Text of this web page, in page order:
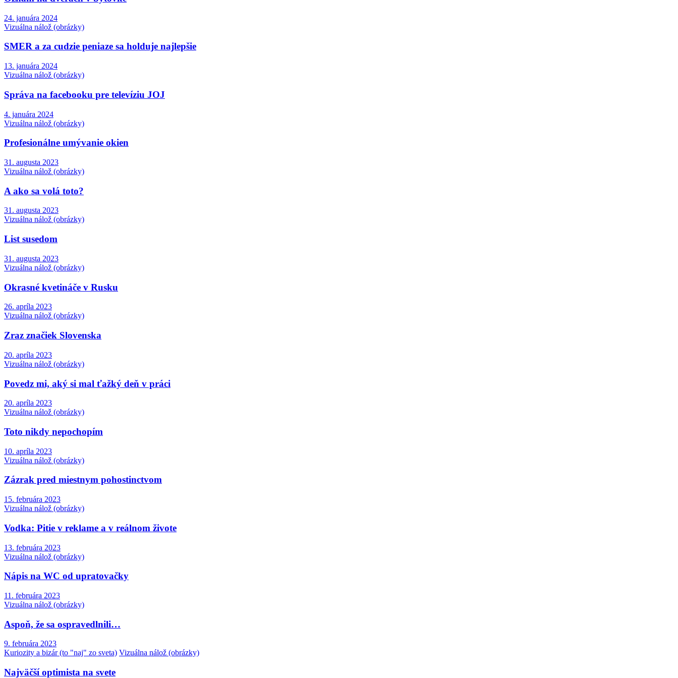
24. januára 2024
Vizuálna nálož (obrázky)
SMER a za cudzie peniaze sa holduje najlepšie
13. januára 2024
Vizuálna nálož (obrázky)
Správa na facebooku pre televíziu JOJ
4. januára 2024
Vizuálna nálož (obrázky)
Profesionálne umývanie okien
31. augusta 2023
Vizuálna nálož (obrázky)
A ako sa volá toto?
31. augusta 2023
Vizuálna nálož (obrázky)
List susedom
31. augusta 2023
Vizuálna nálož (obrázky)
Okrasné kvetináče v Rusku
26. apríla 2023
Vizuálna nálož (obrázky)
Zraz značiek Slovenska
20. apríla 2023
Vizuálna nálož (obrázky)
Povedz mi, aký si mal ťažký deň v práci
20. apríla 2023
Vizuálna nálož (obrázky)
Toto nikdy nepochopím
10. apríla 2023
Vizuálna nálož (obrázky)
Zázrak pred miestnym pohostinctvom
15. februára 2023
Vizuálna nálož (obrázky)
Vodka: Pitie v reklame a v reálnom živote
13. februára 2023
Vizuálna nálož (obrázky)
Nápis na WC od upratovačky
11. februára 2023
Vizuálna nálož (obrázky)
Aspoň, že sa ospravedlnili…
9. februára 2023
Kuriozity a bizár (to "naj" zo sveta) Vizuálna nálož (obrázky)
Najväčší optimista na svete